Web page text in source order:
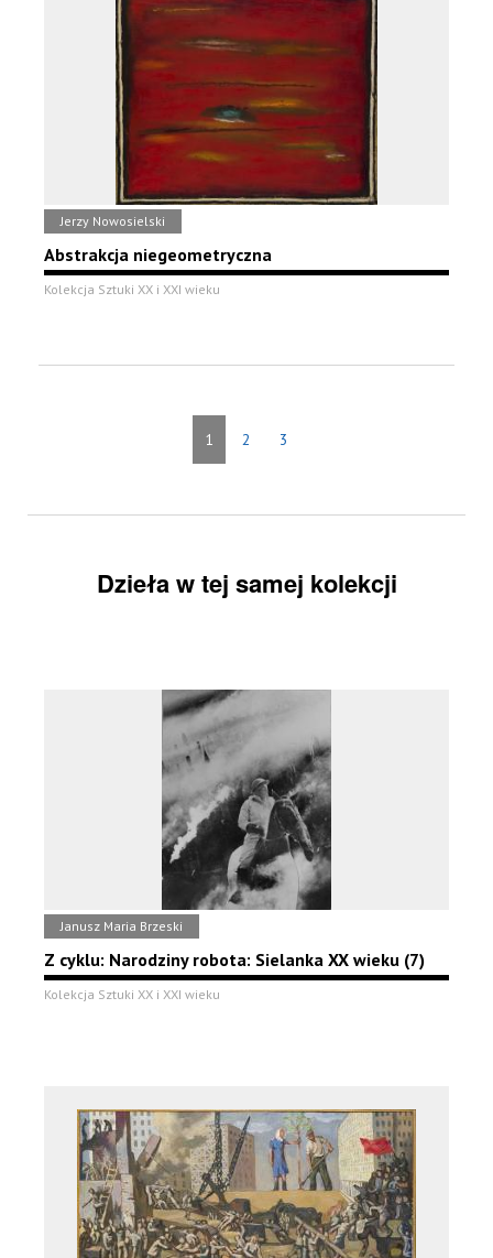
Jerzy Nowosielski
Abstrakcja niegeometryczna
Kolekcja Sztuki XX i XXI wieku
1 2 3
Dzieła w tej samej kolekcji
Janusz Maria Brzeski
Z cyklu: Narodziny robota: Sielanka XX wieku (7)
Kolekcja Sztuki XX i XXI wieku